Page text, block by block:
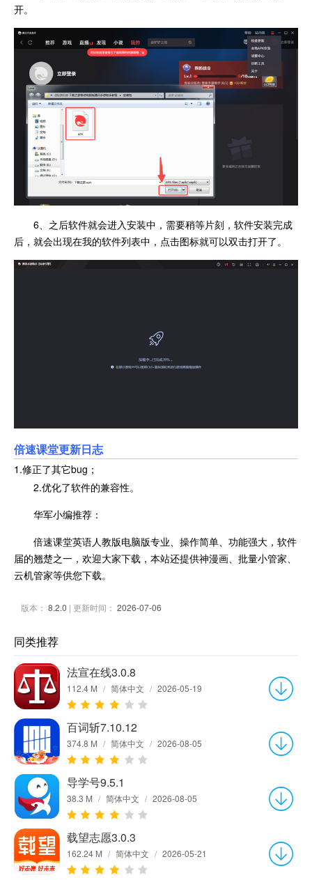
开。
6、之后软件就会进入安装中，需要稍等片刻，软件安装完成
后，就会出现在我的软件列表中，点击图标就可以双击打开了。
倍速课堂更新日志
1.修正了其它bug；
2.优化了软件的兼容性。
华军小编推荐：
倍速课堂英语人教版电脑版专业、操作简单、功能强大，软件
届的翘楚之一，欢迎大家下载，本站还提供神漫画、批量小管家、
云机管家等供您下载。
版本： 8.2.0 | 更新时间： 2026-07-06
同类推荐
法宣在线3.0.8
112.4 M / 简体中文 / 2026-05-19
百词斩7.10.12
374.8 M / 简体中文 / 2026-08-05
导学号9.5.1
38.3 M / 简体中文 / 2026-08-05
载望志愿3.0.3
162.24 M / 简体中文 / 2026-05-21